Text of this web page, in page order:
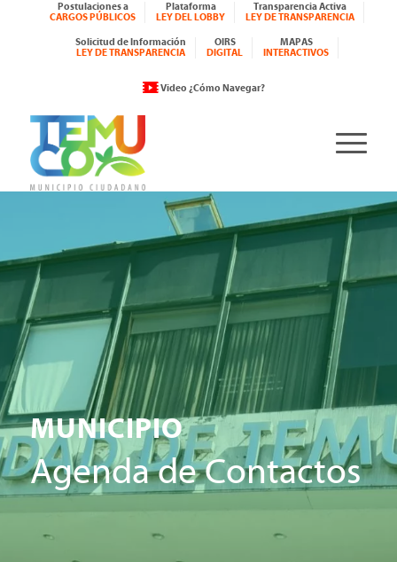
Postulaciones a
CARGOS PÚBLICOS
Plataforma
LEY DEL LOBBY
Transparencia Activa
LEY DE TRANSPARENCIA
Solicitud de Información
LEY DE TRANSPARENCIA
OIRS
DIGITAL
MAPAS
INTERACTIVOS
Video ¿Cómo Navegar?
MUNICIPIO
Agenda de Contactos